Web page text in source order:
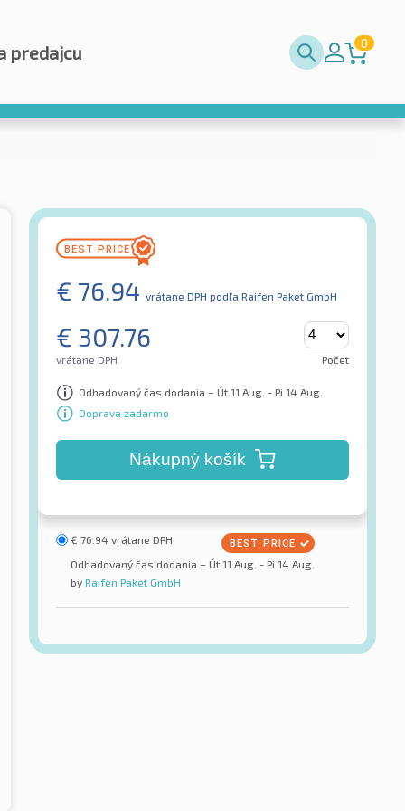
predajcu 0
€ 76.94 vrátane DPH podľa Raifen Paket GmbH
€ 307.76
vrátane DPH Počet
Odhadovaný čas dodania – Út 11 Aug. - Pi 14 Aug.
Doprava zadarmo
Nákupný košík
€ 76.94 vrátane DPH
Odhadovaný čas dodania – Út 11 Aug. - Pi 14 Aug.
by Raifen Paket GmbH